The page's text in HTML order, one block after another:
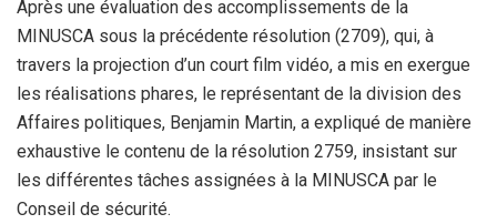
Après une évaluation des accomplissements de la
MINUSCA sous la précédente résolution (2709), qui, à
travers la projection d’un court film vidéo, a mis en exergue
les réalisations phares, le représentant de la division des
Affaires politiques, Benjamin Martin, a expliqué de manière
exhaustive le contenu de la résolution 2759, insistant sur
les différentes tâches assignées à la MINUSCA par le
Conseil de sécurité.